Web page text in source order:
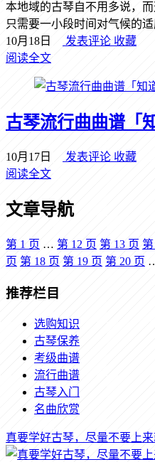
本地域的古琴自不用多说，
只需要一小段时间对气候的
10月18日
发表评论 收藏
阅读全文
古琴流行曲曲谱「
10月17日 发表评论 收藏
阅读全文
文章导航
第 1 页 … 第 12 页 第 13 页 第
页 第 18 页 第 19 页 第 20 页
推荐栏目
选购知识
古琴保养
考级曲谱
流行曲谱
古琴入门
名曲欣赏
真要学好古琴，尽量不要上来